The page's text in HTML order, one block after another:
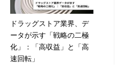
ビ
ゲ
ー
シ
ドラッグストア業界、デ
ータが示す「戦略の二極
化」：「高収益」と「高
速回転」